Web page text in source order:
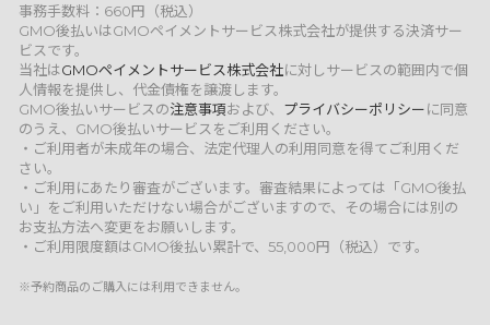
事務手数料：660円（税込）
GMO後払いはGMOペイメントサービス株式会社が提供する決済サー
ビスです。
当社はGMOペイメントサービス株式会社に対しサービスの範囲内で個
人情報を提供し、代金債権を譲渡します。
GMO後払いサービスの注意事項および、 プライバシーポリシーに同意
のうえ、GMO後払いサービスをご利用ください。
・ご利用者が未成年の場合、法定代理人の利用同意を得てご利用くだ
さい。
・ご利用にあたり審査がございます。審査結果によっては「GMO後払
い」をご利用いただけない場合がございますので、その場合には別の
お支払方法へ変更をお願いします。
・ご利用限度額はGMO後払い累計で、55,000円（税込）です。
※予約商品のご購入には利用できません。